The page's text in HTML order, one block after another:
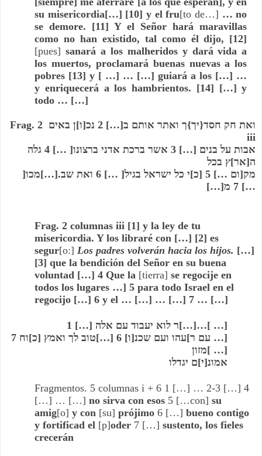
su misericordia[…] [10] y el fru[to de…] … no
se demore. [11] Y el Señor hará maravillas
como no han existido, tal como él dijo,
[pues] sanará a los malheridos y dará vida a
los muertos, proclamará buenas nuevas a los
pobres [13] y [ …] … […] guiará a los
y enriquecerá a los hambrientos. [14] […] y
todo … […]
ואת חק חסד{יך}ך ואתר אותם ב[…] 2 נכ[ו]ן באים Frag. 2
iii
ה[אר]ץ בכל
…] 7 מ[…]
Frag. 2 columnas iii [1] y la ley de tu
misericordia. Y los libraré con […] [2] es
segur[o:] Los padres volverán hacia los hijos. […]
[3] que la bendición del Señor en su buena
voluntad […] 4 Que la [tierra] se regocije en
todos los lugares …] 5 para todo Israel en el
regocijo […] 6 y el … […] … […] 7 … […]
[… ]…[…]ר לוא יעבוד עם אלה […] 1
[… ]מזון
אמונ[י]ם יגדלו
Fragmentos. 5 columnas i + 6 1 […] … 2-3 […] 4
[…] … […] no sirva con esos 5 […con] su
amig[o] y con [su] prójimo 6 […] bueno contigo
y fortificad el [p]oder 7 […] sustento, los fieles
crecerán